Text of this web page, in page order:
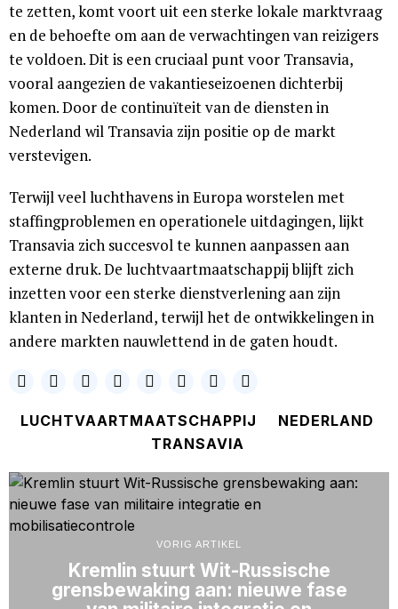
te zetten, komt voort uit een sterke lokale marktvraag
en de behoefte om aan de verwachtingen van reizigers
te voldoen. Dit is een cruciaal punt voor Transavia,
vooral aangezien de vakantieseizoenen dichterbij
komen. Door de continuïteit van de diensten in
Nederland wil Transavia zijn positie op de markt
verstevigen.
Terwijl veel luchthavens in Europa worstelen met
staffingproblemen en operationele uitdagingen, lijkt
Transavia zich succesvol te kunnen aanpassen aan
externe druk. De luchtvaartmaatschappij blijft zich
inzetten voor een sterke dienstverlening aan zijn
klanten in Nederland, terwijl het de ontwikkelingen in
andere markten nauwlettend in de gaten houdt.
LUCHTVAARTMAATSCHAPPIJ
NEDERLAND
TRANSAVIA
VORIG ARTIKEL
Kremlin stuurt Wit-Russische
grensbewaking aan: nieuwe fase